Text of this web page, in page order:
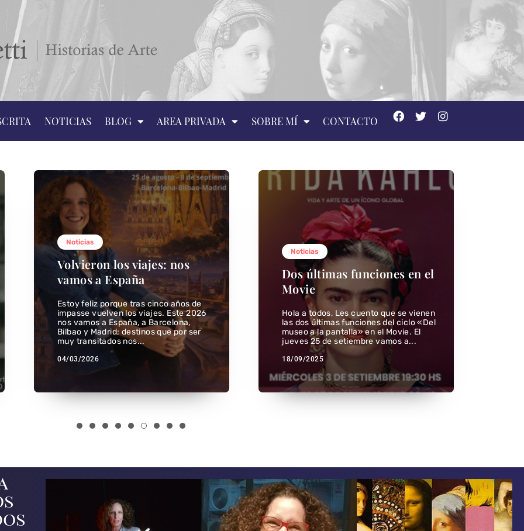
NOTICIAS BLOG AREA PRIVADA SOBRE MÍ CONTACTO
Noticias
Volvieron los viajes: nos
vamos a España
Estoy feliz porque tras cinco años de
impasse vuelven los viajes. Este 2026
nos vamos a España, a Barcelona,
Bilbao y Madrid; destinos que por ser
muy transitados nos...
04/03/2026
Noticias
Dos últimas funciones en el
Movie
Hola a todos, Les cuento que se vienen
las dos últimas funciones del ciclo «Del
museo a la pantalla» en el Movie. El
jueves 25 de setiembre vamos a...
18/09/2025